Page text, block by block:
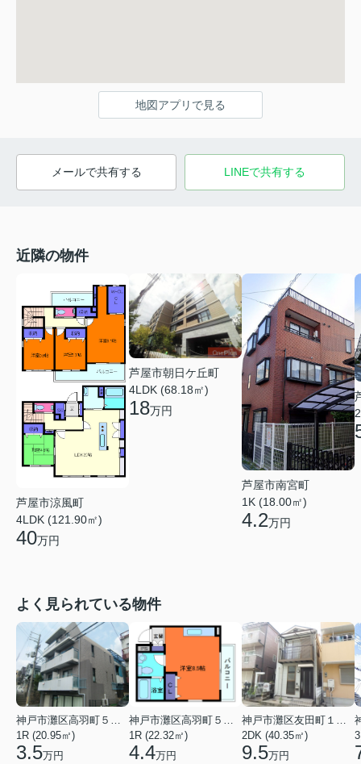
地図アプリで見る
メールで共有する LINEで共有する
近隣の物件
芦屋市涼風町
4LDK (121.90㎡)
40万円
芦屋市朝日ケ丘町
4LDK (68.18㎡)
18万円
芦屋市南宮町
1K (18.00㎡)
4.2万円
よく見られている物件
1R (20.95㎡)
3.5万円
1R (22.32㎡)
4.4万円
2DK (40.35㎡)
9.5万円